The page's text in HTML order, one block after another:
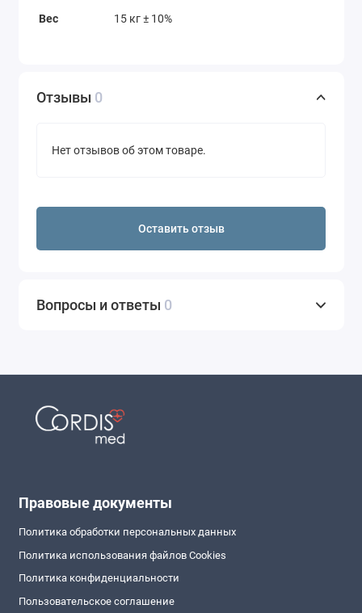
Вес 15 кг ± 10%
Отзывы 0
Нет отзывов об этом товаре.
Оставить отзыв
Вопросы и ответы 0
Правовые документы
Политика обработки персональных данных
Политика использования файлов Cookies
Политика конфиденциальности
Пользовательское соглашение